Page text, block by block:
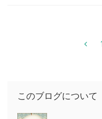
このブログについて